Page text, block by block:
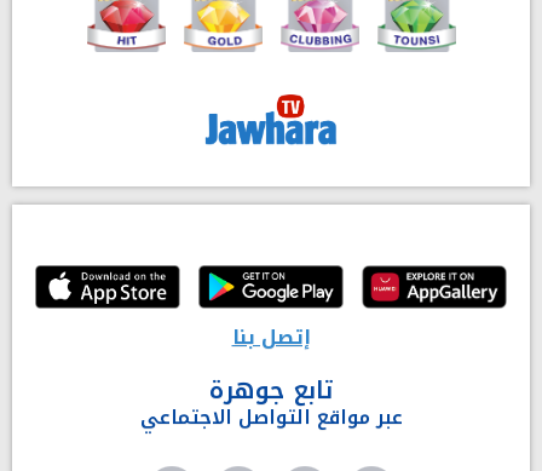
إتصل بنا
تابع جوهرة
عبر مواقع التواصل الاجتماعي